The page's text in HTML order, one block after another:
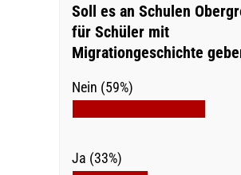
Soll es an Schulen
für Schüler mit
Migrationgeschichte
Nein (59%)
Ja (33%)